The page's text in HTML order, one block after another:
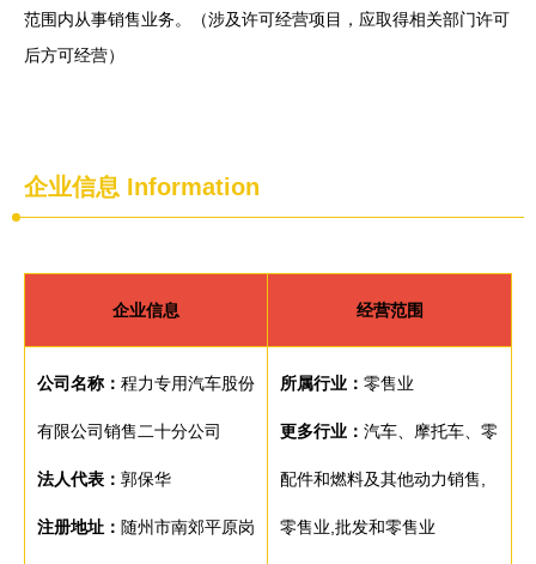
范围内从事销售业务。（涉及许可经营项目，应取得相关部门许可
后方可经营）
企业信息 Information
企业信息 经营范围
公司名称： 程力专用汽车股份
有限公司销售二十分公司
法人代表： 郭保华
注册地址： 随州市南郊平原岗
所属行业： 零售业
更多行业： 汽车、摩托车、零
配件和燃料及其他动力销售,
零售业,批发和零售业